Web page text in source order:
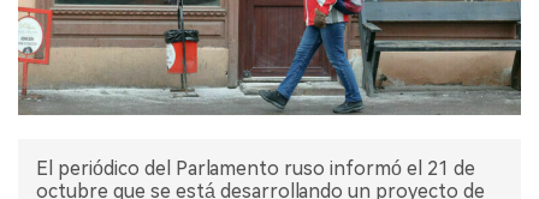
El periódico del Parlamento ruso informó el 21 de
octubre que se está desarrollando un proyecto de